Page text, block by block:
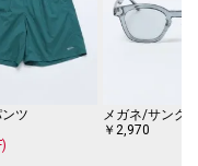
番表記となります。
濯ネームを必ずご確認の
ツ
メガネ/サング
￥2,970